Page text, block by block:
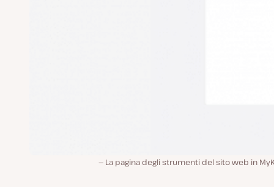
La pagina degli strumenti del sito web in